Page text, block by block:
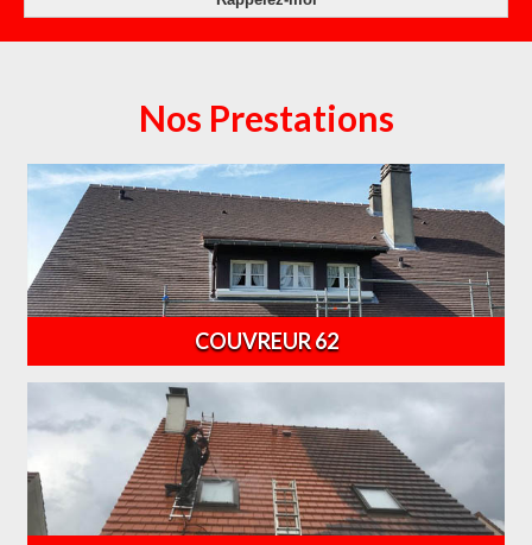
Nos Prestations
COUVREUR 62